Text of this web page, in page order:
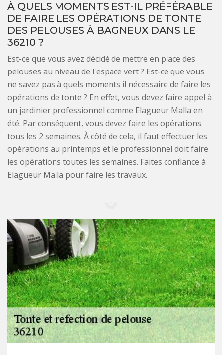
À QUELS MOMENTS EST-IL PRÉFÉRABLE
DE FAIRE LES OPÉRATIONS DE TONTE
DES PELOUSES À BAGNEUX DANS LE
36210 ?
Est-ce que vous avez décidé de mettre en place des
pelouses au niveau de l'espace vert ? Est-ce que vous
ne savez pas à quels moments il nécessaire de faire les
opérations de tonte ? En effet, vous devez faire appel à
un jardinier professionnel comme Elagueur Malla en
été. Par conséquent, vous devez faire les opérations
tous les 2 semaines. À côté de cela, il faut effectuer les
opérations au printemps et le professionnel doit faire
les opérations toutes les semaines. Faites confiance à
Elagueur Malla pour faire les travaux.